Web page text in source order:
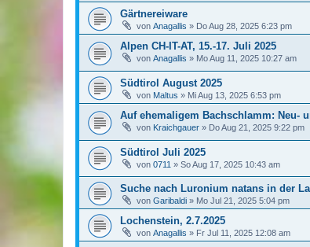
Gärtnereiware
von Anagallis » Do Aug 28, 2025 6:23 pm
Alpen CH-IT-AT, 15.-17. Juli 2025
von Anagallis » Mo Aug 11, 2025 10:27 am
Südtirol August 2025
von Maltus » Mi Aug 13, 2025 6:53 pm
Auf ehemaligem Bachschlamm: Neu-
von Kraichgauer » Do Aug 21, 2025 9:22 pm
Südtirol Juli 2025
von 0711 » So Aug 17, 2025 10:43 am
Suche nach Luronium natans in der
von Garibaldi » Mo Jul 21, 2025 5:04 pm
Lochenstein, 2.7.2025
von Anagallis » Fr Jul 11, 2025 12:08 am